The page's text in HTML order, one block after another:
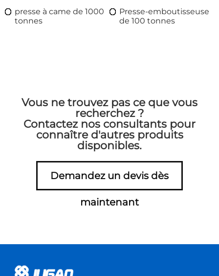
presse à came de 1000
tonnes
Presse-emboutisseuse
de 100 tonnes
Vous ne trouvez pas ce que vous
recherchez ?
Contactez nos consultants pour
connaître d'autres produits
disponibles.
Demandez un devis dès
maintenant